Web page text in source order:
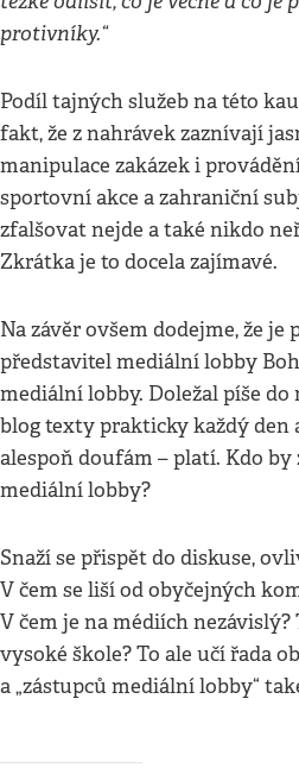
protivníky.“
Podíl tajných služeb na této
fakt, že z nahrávek zaznívají
manipulace zakázek i
sportovní akce a zahraniční
zfalšovat nejde a také nikdo
Zkrátka je to docela zajímavé.
Na závěr ovšem dodejme, že je
představitel mediální lobby
mediální lobby. Doležal píše
blog texty prakticky každý den
alespoň doufám – platí. Kdo by
mediální lobby?
Snaží se přispět do diskuse,
V čem se liší od obyčejných
V čem je na médiích nezávislý?
vysoké škole? To ale učí řada
a „zástupců mediální lobby“